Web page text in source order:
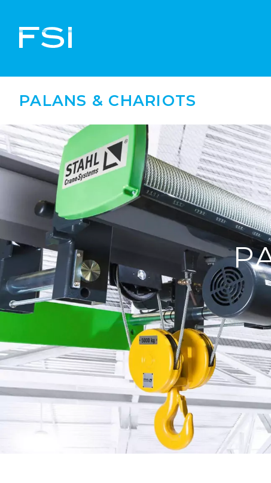
PALANS & CHARIOTS